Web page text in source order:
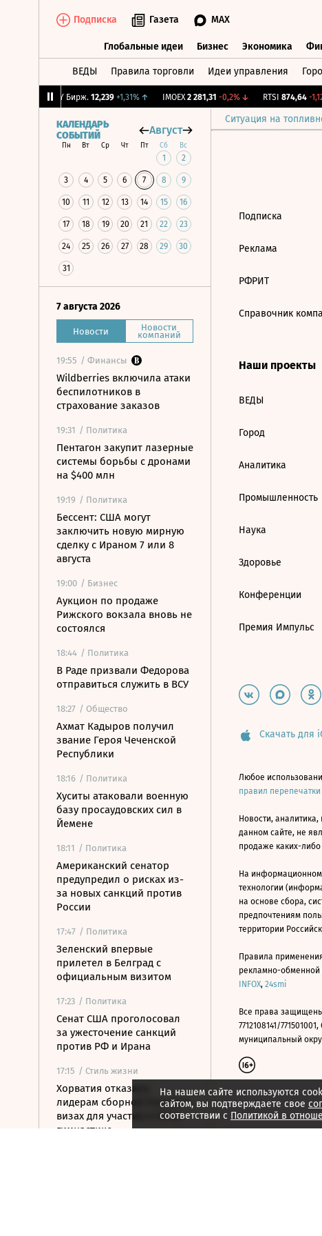
Подписка Газета MAX
Глобальные идеи Бизнес Экономика
ВЕДЫ Правила торговли Идеи управления
CNY Бирж. 12,239 +1,31%↑ IMOEX 2 281,31 -0,2%↓ RTSI 874,64 -
Ситуация на
КАЛЕНДАРЬ
СОБЫТИЙ
Август
Пн Вт Ср Чт Пт Сб Вс
1 2
3 4 5 6 7 8 9
10 11 12 13 14 15 16
17 18 19 20 21 22 23
24 25 26 27 28 29 30
31
7 августа 2026
Новости Новости
компаний
19:55 / Финансы
Wildberries включила атаки
беспилотников в
страхование заказов
19:31 / Политика
Пентагон закупит лазерные
системы борьбы с дронами
на $400 млн
19:19 / Политика
Бессент: США могут
заключить новую мирную
сделку с Ираном 7 или 8
августа
19:00 / Бизнес
Аукцион по продаже
Рижского вокзала вновь не
состоялся
18:44 / Политика
В Раде призвали Федорова
отправиться служить в ВСУ
18:27 / Общество
Ахмат Кадыров получил
звание Героя Чеченской
Республики
18:16 / Политика
Хуситы атаковали военную
базу просаудовских сил в
Йемене
18:11 / Политика
Американский сенатор
предупредил о рисках из-
за новых санкций против
России
17:47 / Политика
Зеленский впервые
прилетел в Белград с
официальным визитом
17:23 / Политика
Сенат США проголосовал
за ужесточение санкций
против РФ и Ирана
17:15 / Стиль жизни
Хорватия отказала
лидерам сборной России в
визах для участия в ЧЕ по
гимнастике
На нашем сайте используются
сайтом, вы подтверждаете свое
соответствии с Политикой в
Подписка
Реклама
РФРИТ
Справочник
Наши проекты
ВЕДЫ
Город
Аналитика
Промышленность
Наука
Здоровье
Конференции
Премия Импульс
Скачать для
Любое
правил перепечатки
Новости,
данном сайте, не
продаже каких-либо
На
технологии
на основе сбора,
предпочтениям
территории
Правила
рекламно-обменной
INFOX, 24smi
Все права
7712108141/
муниципальный